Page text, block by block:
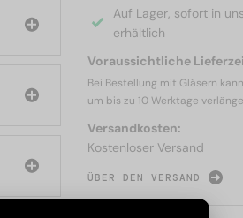
Auf Lager, sofort in
erhältlich
Voraussichtliche
Bei Bestellung mit Gläsern
um bis zu 10 Werktage
Versandkosten:
Kostenloser Versand
ÜBER DEN VERSAND